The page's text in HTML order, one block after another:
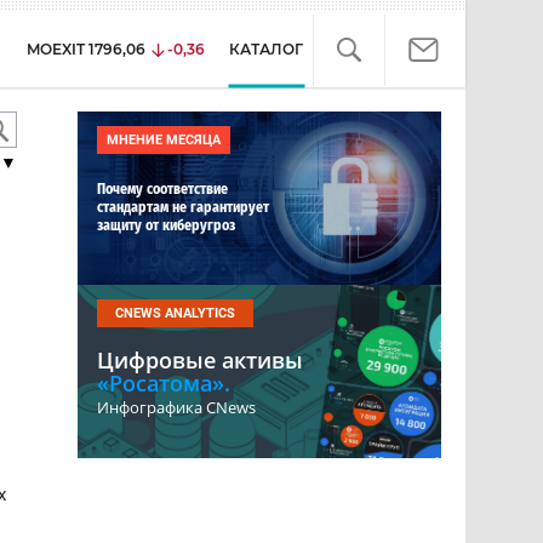
MOEXIT 1796,06 -0,36 КАТАЛОГ
▼
МНЕНИЕ МЕСЯЦА
Почему соответствие
стандартам не гарантирует
защиту от киберугроз
CNEWS ANALYTICS
Цифровые активы
«Росатома».
Инфографика CNews